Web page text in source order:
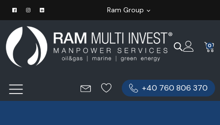
Ram Group
0
+40 760 806 370